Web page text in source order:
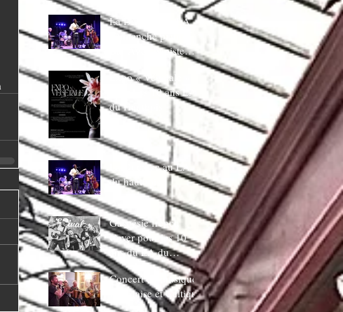
La Ducasse au LA
:Dimanche piano
Bar AVec bapiste
coppens
Expo « Végetale »
pour Les 10 ans LA
du Hautbois
La Ducasse au LA
du hautbois
Gaspésie french
Cover pour les 10
ans du LA du
Hautbois
Concert de musique
Irlandaise et Celtique